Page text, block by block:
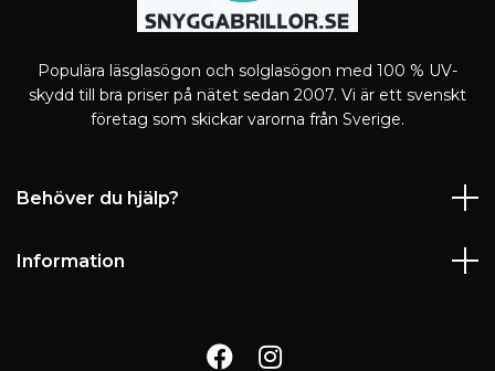
Populära läsglasögon och solglasögon med 100 % UV-
skydd till bra priser på nätet sedan 2007. Vi är ett svenskt
företag som skickar varorna från Sverige.
Behöver du hjälp?
Information